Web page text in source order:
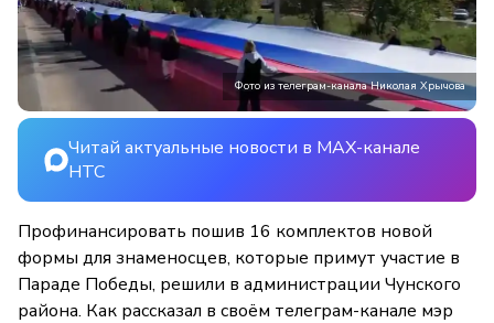
Фото из телеграм-канала Николая Хрычова
Читай актуальные новости в MAX-канале
НТС
Профинансировать пошив 16 комплектов новой
формы для знаменосцев, которые примут участие в
Параде Победы, решили в администрации Чунского
района. Как рассказал в своём телеграм-канале мэр